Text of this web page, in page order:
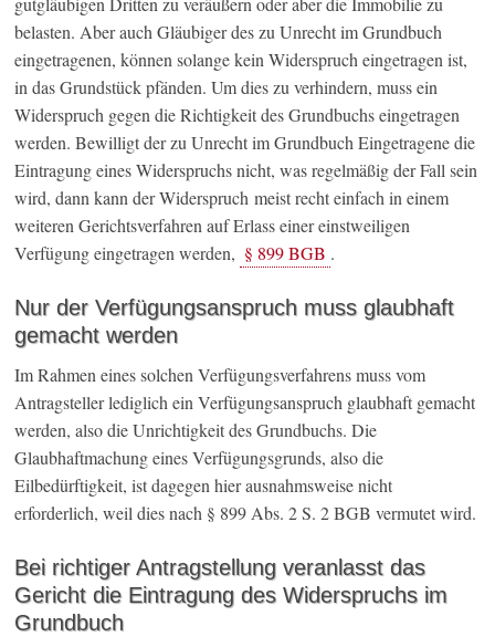
belasten. Aber auch Gläubiger des zu Unrecht im Grundbuch
eingetragenen, können solange kein Widerspruch eingetragen ist,
in das Grundstück pfänden. Um dies zu verhindern, muss ein
Widerspruch gegen die Richtigkeit des Grundbuchs eingetragen
werden. Bewilligt der zu Unrecht im Grundbuch Eingetragene die
Eintragung eines Widerspruchs nicht, was regelmäßig der Fall sein
wird, dann kann der Widerspruch meist recht einfach in einem
weiteren Gerichtsverfahren auf Erlass einer einstweiligen
Verfügung eingetragen werden, § 899 BGB .
Nur der Verfügungsanspruch muss glaubhaft
gemacht werden
Im Rahmen eines solchen Verfügungsverfahrens muss vom
Antragsteller lediglich ein Verfügungsanspruch glaubhaft gemacht
werden, also die Unrichtigkeit des Grundbuchs. Die
Glaubhaftmachung eines Verfügungsgrunds, also die
Eilbedürftigkeit, ist dagegen hier ausnahmsweise nicht
erforderlich, weil dies nach § 899 Abs. 2 S. 2 BGB vermutet wird.
Bei richtiger Antragstellung veranlasst das
Gericht die Eintragung des Widerspruchs im
Grundbuch